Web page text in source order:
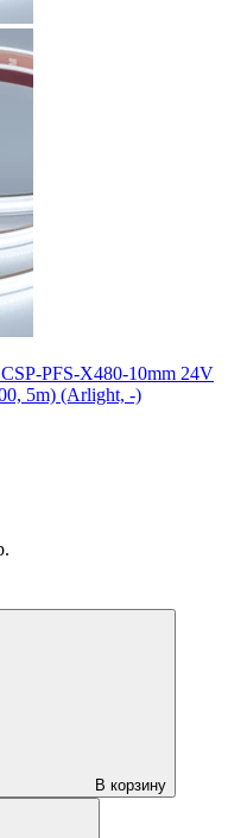
PFS-X480-10mm 24V
5m) (Arlight, -)
В корзину